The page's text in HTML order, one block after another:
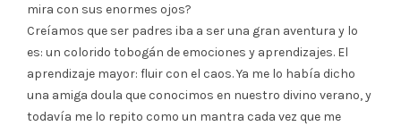
mira con sus enormes ojos?
Creíamos que ser padres iba a ser una gran aventura y lo
es: un colorido tobogán de emociones y aprendizajes. El
aprendizaje mayor: fluir con el caos. Ya me lo había dicho
una amiga doula que conocimos en nuestro divino verano, y
todavía me lo repito como un mantra cada vez que me